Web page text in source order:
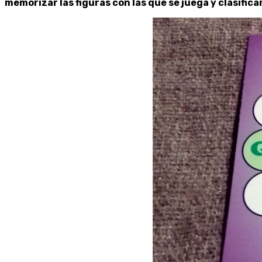
memorizar las figuras con las que se juega y